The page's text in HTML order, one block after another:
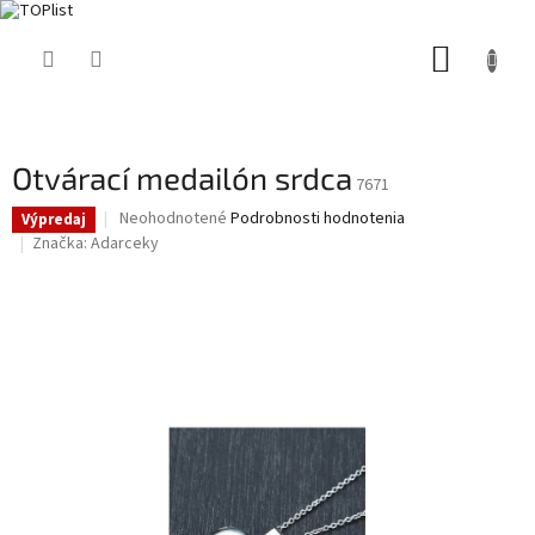
Otvárací medailón srdca 7671
Výpredaj
Priemerné
hodnotenie
Neohodnotené Podrobnosti hodnotenia
Značka: Adarceky